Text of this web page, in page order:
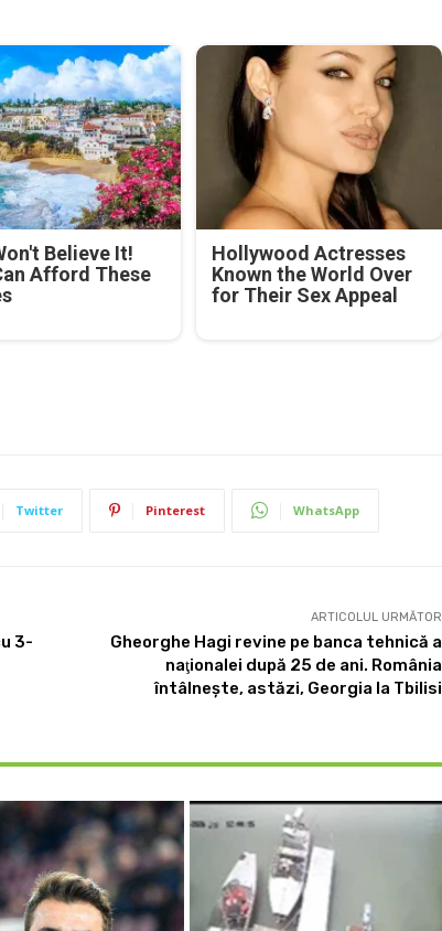
Believe It!
Afford These
Hollywood Actresses
Known the World Over
for Their Sex Appeal
Twitter Pinterest WhatsApp
3-
ARTICOLUL URMĂTOR
Gheorghe Hagi revine pe banca tehnică a
naţionalei după 25 de ani. România
întâlneşte, astăzi, Georgia la Tbilisi